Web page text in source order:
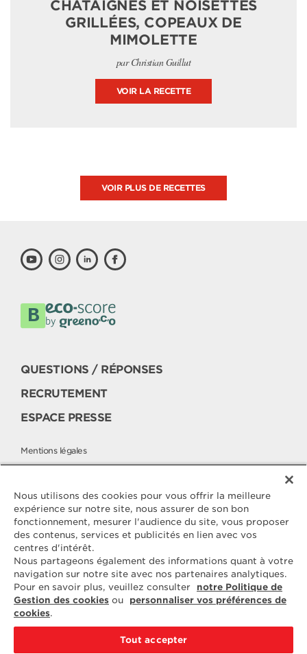
CHÂTAIGNES ET NOISETTES
GRILLÉES, COPEAUX DE
MIMOLETTE
par Christian Guillut
VOIR LA RECETTE
VOIR PLUS DE RECETTES
QUESTIONS / RÉPONSES
RECRUTEMENT
ESPACE PRESSE
Mentions légales
Politique de protection des données
Contactez
ELLE & VIRE
Pour toute question ou demande
d'information complémentaire,
nous sommes à votre disposition
ELVIR
50890 CONDÉ-SUR-VIRE
Nous utilisons des cookies pour vous offrir la meilleure
expérience sur notre site, nous assurer de son bon
fonctionnement, mesurer l'audience du site, vous proposer
des contenus, services et publicités en lien avec vos
centres d'intérêt.
Nous partageons également des informations quant à votre
navigation sur notre site avec nos partenaires analytiques.
Pour en savoir plus, veuillez consulter
notre Politique de
Gestion des cookies ou
personnaliser vos préférences de
cookies.
Tout accepter